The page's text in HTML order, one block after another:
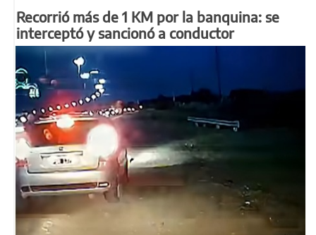
Recorrió más de 1 KM por la banquina: se
interceptó y sancionó a conductor